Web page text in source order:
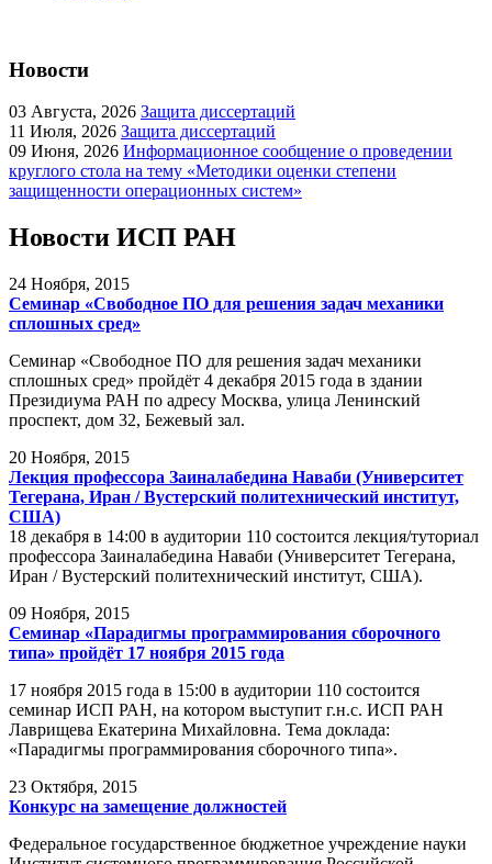
Новости
03 Августа, 2026 Защита диссертаций
11 Июля, 2026 Защита диссертаций
09 Июня, 2026 Информационное сообщение о проведении
круглого стола на тему «Методики оценки степени
защищенности операционных систем»
Новости ИСП РАН
24 Ноября, 2015
Семинар «Свободное ПО для решения задач механики
сплошных сред»
Семинар «Свободное ПО для решения задач механики
сплошных сред» пройдёт 4 декабря 2015 года в здании
Президиума РАН по адресу Москва, улица Ленинский
проспект, дом 32, Бежевый зал.
20 Ноября, 2015
Лекция профессора Заиналабедина Наваби (Университет
Тегерана, Иран / Вустерский политехнический институт,
США)
18 декабря в 14:00 в аудитории 110 состоится лекция/туториал
профессора Заиналабедина Наваби (Университет Тегерана,
Иран / Вустерский политехнический институт, США).
09 Ноября, 2015
Семинар «Парадигмы программирования сборочного
типа» пройдёт 17 ноября 2015 года
17 ноября 2015 года в 15:00 в аудитории 110 состоится
семинар ИСП РАН, на котором выступит г.н.с. ИСП РАН
Лаврищева Екатерина Михайловна. Тема доклада:
«Парадигмы программирования сборочного типа».
23 Октября, 2015
Конкурс на замещение должностей
Федеральное государственное бюджетное учреждение науки